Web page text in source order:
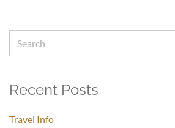
Recent Posts
Travel Info